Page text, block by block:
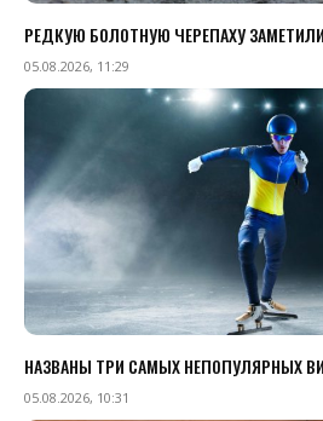
РЕДКУЮ БОЛОТНУЮ ЧЕРЕПАХУ
05.08.2026, 11:29
НАЗВАНЫ ТРИ САМЫХ НЕПОПУЛЯРНЫХ
05.08.2026, 10:31